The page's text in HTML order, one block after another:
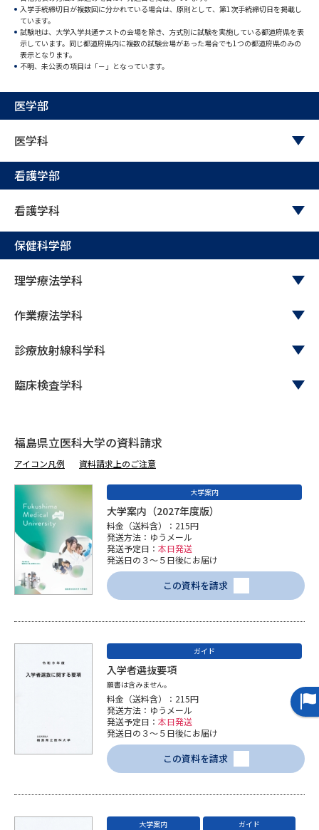
集
データサイエンス特集 奨学金・特待生制度特集
新学年スタート号特集ページ
（高3生用）
（高2生用）
オープンキャンパスなどを調べる
オープンキャンパス検索 実施プログラムから探す
志望校・出願校を調べる
先輩が入学を決めた理由
新生活お役立ちガイド
学問発見 学問検索
学問分野解説
ユーザーサポート
大学進学IDについて
入学手続締切日が複数回に分かれている場合は、原則として、第1次手続締切日を掲載し
ています。
試験地は、大学入学共通テストの会場を除き、方式別に試験を実施している都道府県を表
示しています。同じ都道府県内に複数の試験会場があった場合でも1つの都道府県のみの
表示となります。
不明、未公表の項目は「－」となっています。
医学部
医学科
看護学部
看護学科
保健科学部
理学療法学科
作業療法学科
診療放射線科学科
臨床検査学科
福島県立医科大学の資料請求
アイコン凡例 資料請求上のご注意
大学案内
大学案内（2027年度版）
料金（送料含）：215円
発送方法：ゆうメール
発送予定日： 本日発送
発送日の３～５日後にお届け
この資料を請求
ガイド
入学者選抜要項
願書は含みません。
料金（送料含）：215円
発送方法：ゆうメール
発送予定日： 本日発送
発送日の３～５日後にお届け
この資料を請求
大学案内 ガイド